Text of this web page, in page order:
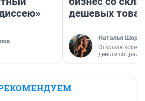
дешевых
Наталья
Открыла
деньги